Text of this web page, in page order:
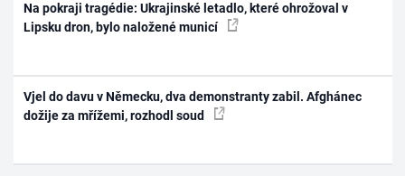
Na pokraji tragédie: Ukrajinské letadlo, které ohrožoval v
Lipsku dron, bylo naložené municí
Vjel do davu v Německu, dva demonstranty zabil. Afghánec
dožije za mřížemi, rozhodl soud